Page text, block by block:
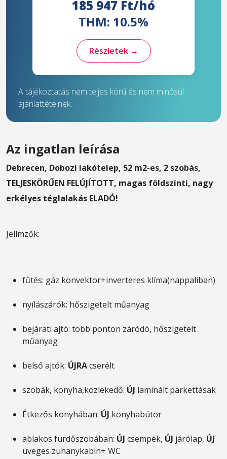
185 947 Ft/hó
THM: 10.5%
Részletek →
A tájékoztatás nem teljes körű és nem minősül
ajánlattételnek.
Az ingatlan leírása
Debrecen, Dobozi lakótelep, 52 m2-es, 2 szobás,
TELJESKÖRŰEN FELÚJÍTOTT, magas földszinti, nagy
erkélyes téglalakás ELADÓ!
Jellmzők:
fűtés: gáz konvektor+inverteres klíma(nappaliban)
nyílászárók: hőszigetelt műanyag
bejárati ajtó: több ponton záródó, hőszigetelt
műanyag
belső ajtók: ÚJRAcserélt
szobák, konyha,közlekedő: ÚJ laminált parkettásak
Étkezős konyhában: ÚJ konyhabútor
ablakos fürdőszobában: ÚJ csempék, ÚJ járólap, ÚJ
üveges zuhanykabin+ WC